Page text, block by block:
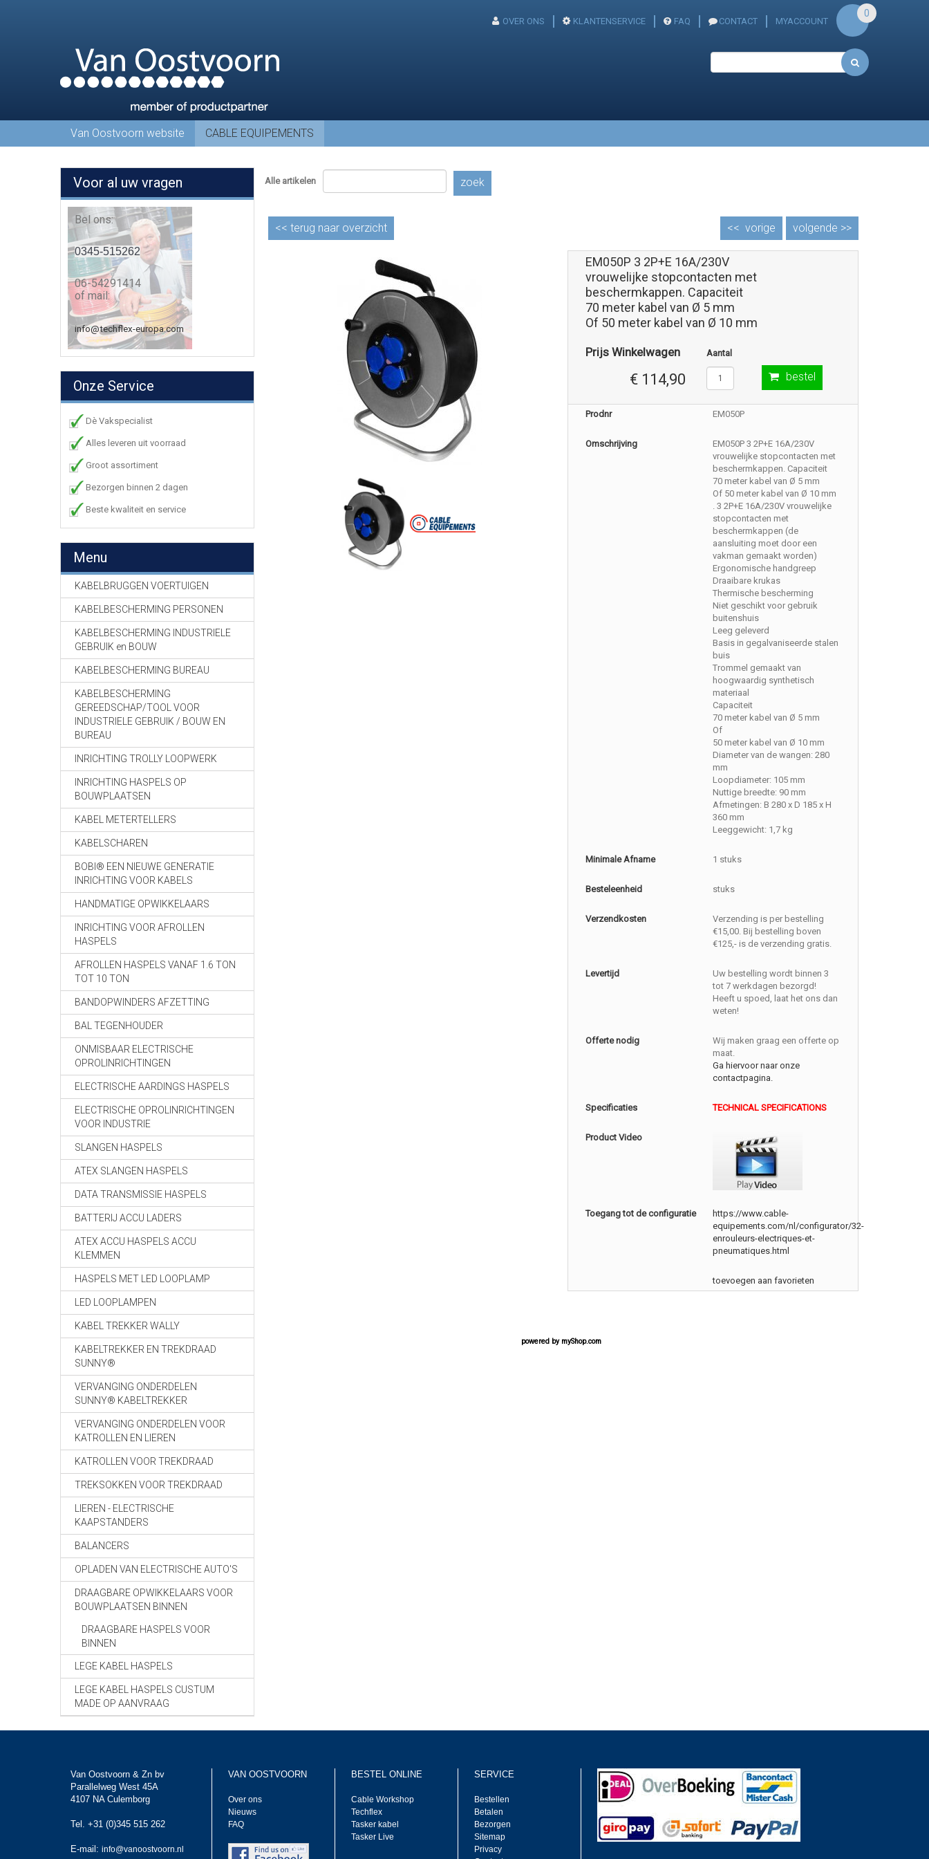
OVER ONS KLANTENSERVICE FAQ CONTACT MYACCOUNT
0
Van Oostvoorn website CABLE EQUIPEMENTS
Voor al uw vragen
Bel ons:
0345-515262
06-54291414
of mail:
info@techflex-europa.com
Onze Service
Dè Vakspecialist
Alles leveren uit voorraad
Groot assortiment
Bezorgen binnen 2 dagen
Beste kwaliteit en service
Menu
KABELBRUGGEN VOERTUIGEN
KABELBESCHERMING PERSONEN
KABELBESCHERMING INDUSTRIELE
GEBRUIK en BOUW
KABELBESCHERMING BUREAU
KABELBESCHERMING
GEREEDSCHAP/TOOL VOOR
INDUSTRIELE GEBRUIK / BOUW EN
BUREAU
INRICHTING TROLLY LOOPWERK
INRICHTING HASPELS OP
BOUWPLAATSEN
KABEL METERTELLERS
KABELSCHAREN
BOBI® EEN NIEUWE GENERATIE
INRICHTING VOOR KABELS
HANDMATIGE OPWIKKELAARS
INRICHTING VOOR AFROLLEN
HASPELS
AFROLLEN HASPELS VANAF 1.6 TON
TOT 10 TON
BANDOPWINDERS AFZETTING
BAL TEGENHOUDER
ONMISBAAR ELECTRISCHE
OPROLINRICHTINGEN
ELECTRISCHE AARDINGS HASPELS
ELECTRISCHE OPROLINRICHTINGEN
VOOR INDUSTRIE
SLANGEN HASPELS
ATEX SLANGEN HASPELS
DATA TRANSMISSIE HASPELS
BATTERIJ ACCU LADERS
ATEX ACCU HASPELS ACCU
KLEMMEN
HASPELS MET LED LOOPLAMP
LED LOOPLAMPEN
KABEL TREKKER WALLY
KABELTREKKER EN TREKDRAAD
SUNNY®
VERVANGING ONDERDELEN
SUNNY® KABELTREKKER
VERVANGING ONDERDELEN VOOR
KATROLLEN EN LIEREN
KATROLLEN VOOR TREKDRAAD
TREKSOKKEN VOOR TREKDRAAD
LIEREN - ELECTRISCHE
KAAPSTANDERS
BALANCERS
OPLADEN VAN ELECTRISCHE AUTO'S
DRAAGBARE OPWIKKELAARS VOOR
BOUWPLAATSEN BINNEN
DRAAGBARE HASPELS VOOR
BINNEN
LEGE KABEL HASPELS
LEGE KABEL HASPELS CUSTUM
MADE OP AANVRAAG
Alle artikelen zoek
<< terug naar overzicht volgende >>
<< vorige
EM050P 3 2P+E 16A/230V
vrouwelijke stopcontacten met
beschermkappen. Capaciteit
70 meter kabel van Ø 5 mm
Of 50 meter kabel van Ø 10 mm
Prijs Winkelwagen
€ 114,90
Aantal
bestel
Prodnr EM050P
Omschrijving
EM050P 3 2P+E 16A/230V
vrouwelijke stopcontacten met
beschermkappen. Capaciteit
70 meter kabel van Ø 5 mm
Of 50 meter kabel van Ø 10 mm
. 3 2P+E 16A/230V vrouwelijke
stopcontacten met
beschermkappen (de
aansluiting moet door een
vakman gemaakt worden)
Ergonomische handgreep
Draaibare krukas
Thermische bescherming
Niet geschikt voor gebruik
buitenshuis
Leeg geleverd
Basis in gegalvaniseerde stalen
buis
Trommel gemaakt van
hoogwaardig synthetisch
materiaal
Capaciteit
70 meter kabel van Ø 5 mm
Of
50 meter kabel van Ø 10 mm
Diameter van de wangen: 280
mm
Loopdiameter: 105 mm
Nuttige breedte: 90 mm
Afmetingen: B 280 x D 185 x H
360 mm
Leeggewicht: 1,7 kg
Minimale Afname 1 stuks
Besteleenheid stuks
Verzendkosten
Verzending is per bestelling
€15,00. Bij bestelling boven
€125,- is de verzending gratis.
Levertijd
Uw bestelling wordt binnen 3
tot 7 werkdagen bezorgd!
Heeft u spoed, laat het ons dan
weten!
Offerte nodig
Wij maken graag een offerte op
maat.
Ga hiervoor naar onze
contactpagina.
Specificaties TECHNICAL SPECIFICATIONS
Product Video
Toegang tot de configuratie
https://www.cable-
equipements.com/nl/configurator/32-
enrouleurs-electriques-et-
pneumatiques.html
toevoegen aan favorieten
powered by myShop.com
Van Oostvoorn & Zn bv
Parallelweg West 45A
4107 NA Culemborg
Tel. +31 (0)345 515 262
E-mail: info@vanoostvoorn.nl
VAN OOSTVOORN
Over ons
Nieuws
FAQ
BESTEL ONLINE
Cable Workshop
Techflex
Tasker kabel
Tasker Live
SERVICE
Bestellen
Betalen
Bezorgen
Sitemap
Privacy